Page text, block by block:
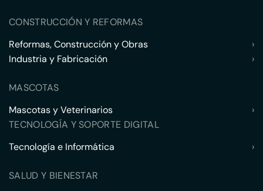
CONSTRUCCIÓN Y REFORMAS
Reformas, Construcción y Obras
›
Industria y Fabricación
›
MASCOTAS
Mascotas y Veterinarios
›
TECNOLOGÍA Y SOPORTE DIGITAL
Tecnología e Informática
›
SALUD Y BIENESTAR